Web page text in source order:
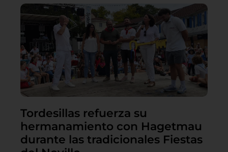
Tordesillas refuerza su
hermanamiento con Hagetmau
durante las tradicionales Fiestas